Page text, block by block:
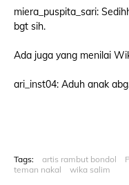
miera_puspita_sari:
bgt sih.
Ada juga yang menilai
ari_inst04: Aduh anak
Tags: artis rambut bondol
teman nakal
wika salim